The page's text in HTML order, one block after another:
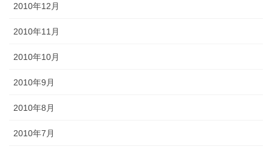
2010年12月
2010年11月
2010年10月
2010年9月
2010年8月
2010年7月